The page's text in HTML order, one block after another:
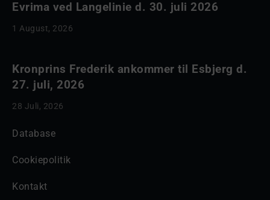
Evrima ved Langelinie d. 30. juli 2026
1 August, 2026
Kronprins Frederik ankommer til Esbjerg d.
27. juli, 2026
28 Juli, 2026
Database
Cookiepolitik
Kontakt